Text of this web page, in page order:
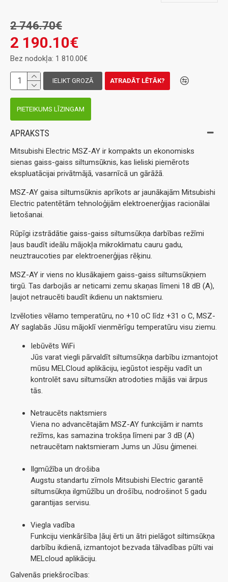
2 190.10€
2 746.70€
Bez nodokļa: 1 810.00€
IELIKT GROZĀ ATRADĀT LĒTĀK?
PIETEIKUMS LĪZINGAM
APRAKSTS
Mitsubishi Electric MSZ-AY ir kompakts un ekonomisks
sienas gaiss-gaiss siltumsūknis, kas lieliski piemērots
ekspluatācijai privātmājā, vasarnīcā un gārāžā.
MSZ-AY gaisa siltumsūknis aprīkots ar jaunākajām Mitsubishi
Electric patentētām tehnoloģijām elektroenerģijas racionālai
lietošanai.
Rūpīgi izstrādātie gaiss-gaiss siltumsūkņa darbības režīmi
ļaus baudīt ideālu mājokļa mikroklimatu cauru gadu,
neuztraucoties par elektroenerģijas rēķinu.
MSZ-AY ir viens no klusākajiem gaiss-gaiss siltumsūkņiem
tirgū. Tas darbojās ar neticami zemu skaņas līmeni 18 dB (A),
ļaujot netraucēti baudīt ikdienu un naktsmieru.
Izvēloties vēlamo temperatūru, no +10 oC līdz +31 o C, MSZ-
AY saglabās Jūsu mājoklī vienmērīgu temperatūru visu ziemu.
Iebūvēts WiFi
Jūs varat viegli pārvaldīt siltumsūkņa darbību izmantojot
mūsu MELCloud aplikāciju, iegūstot iespēju vadīt un
kontrolēt savu siltumsūkn atrodoties mājās vai ārpus
tās.
Netraucēts naktsmiers
Viena no advancētajām MSZ-AY funkcijām ir namts
režīms, kas samazina trokšņa līmeni par 3 dB (A)
netraucētam naktsmieram Jums un Jūsu ģimenei.
Ilgmūžība un drošiba
Augstu standartu zīmols Mitsubishi Electric garantē
siltumsūkņa ilgmūžību un drošību, nodrošinot 5 gadu
garantijas servisu.
Viegla vadība
Funkciju vienkāršība ļāuj ērti un ātri pielāgot siltimsūkņa
darbību ikdienā, izmantojot bezvada tālvadības pūlti vai
MELcloud aplikāciju.
Galvenās priekšrocības: